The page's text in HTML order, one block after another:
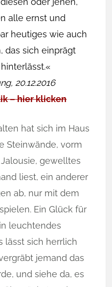
alle ernst und
heutiges wie auch
das sich einprägt
20.12.2016
– hier klicken
hat sich im Haus
Steinwände, vorm
gewelltes
liest, ein anderer
ab, nur mit dem
Ein Glück für
leuchtendes
lässt sich herrlich
jemand das
und siehe da, es